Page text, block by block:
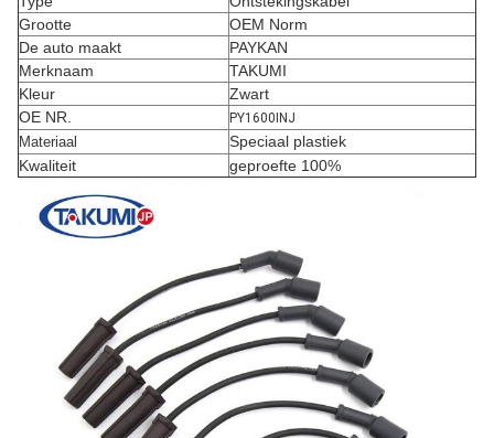
Grootte
OEM Norm
De auto maakt
PAYKAN
Merknaam
TAKUMI
Kleur
Zwart
OE NR.
PY1600INJ
Materiaal
Speciaal plastiek
Kwaliteit
geproefte 100%